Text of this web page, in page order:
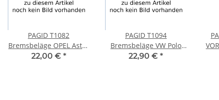
PAGID T1082
Bremsbeläge OPEL Astra
F Kadett E Omega Vectra
22,00 € *
PAGID T1094
Bremsbeläge VW Polo
Fox Lupo SEAT Arosa
22,90 € *